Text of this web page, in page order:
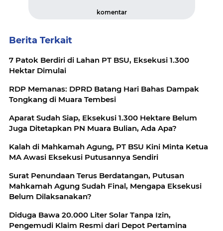
komentar
Berita Terkait
7 Patok Berdiri di Lahan PT BSU, Eksekusi 1.300
Hektar Dimulai
RDP Memanas: DPRD Batang Hari Bahas Dampak
Tongkang di Muara Tembesi
Aparat Sudah Siap, Eksekusi 1.300 Hektare Belum
Juga Ditetapkan PN Muara Bulian, Ada Apa?
Kalah di Mahkamah Agung, PT BSU Kini Minta Ketua
MA Awasi Eksekusi Putusannya Sendiri
Surat Penundaan Terus Berdatangan, Putusan
Mahkamah Agung Sudah Final, Mengapa Eksekusi
Belum Dilaksanakan?
Diduga Bawa 20.000 Liter Solar Tanpa Izin,
Pengemudi Klaim Resmi dari Depot Pertamina